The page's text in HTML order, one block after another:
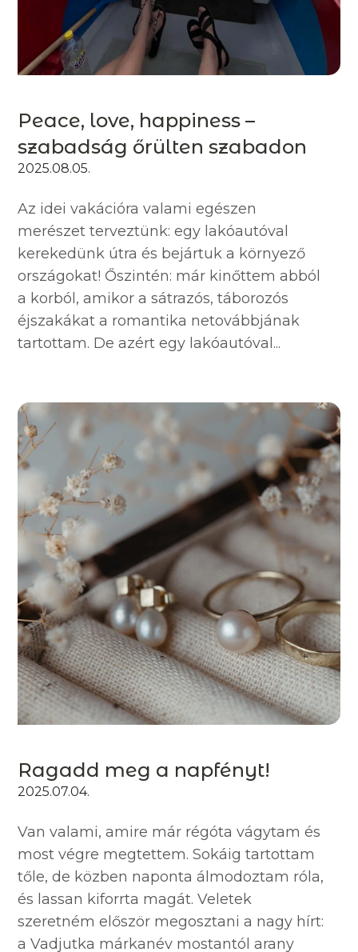
Peace, love, happiness –
szabadság őrülten szabadon
2025.08.05.
Az idei vakációra valami egészen
merészet terveztünk: egy lakóautóval
kerekedünk útra és bejártuk a környező
országokat! Őszintén: már kinőttem abból
a korból, amikor a sátrazós, táborozós
éjszakákat a romantika netovábbjának
tartottam. De azért egy lakóautóval...
Ragadd meg a napfényt!
2025.07.04.
Van valami, amire már régóta vágytam és
most végre megtettem. Sokáig tartottam
tőle, de közben naponta álmodoztam róla,
és lassan kiforrta magát. Veletek
szeretném először megosztani a nagy hírt:
a Vadjutka márkanév mostantól arany